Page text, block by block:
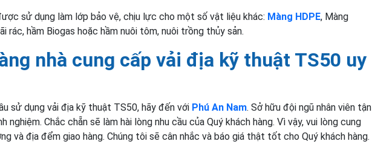
sử dụng làm lớp bảo vệ, chịu lực cho một số vật liệu khác: Màng HDPE, Màng
rác, hầm Biogas hoặc hầm nuôi tôm, nuôi trồng thủy sản.
nhà cung cấp vải địa kỹ thuật TS50 uy
sử dụng vải địa kỹ thuật TS50, hãy đến với Phú An Nam. Sở hữu đội ngũ nhân viên tận
nghiệm. Chắc chẵn sẽ làm hài lòng nhu cầu của Quý khách hàng. Vì vậy, vui lòng cung
và địa đểm giao hàng. Chúng tôi sẽ cân nhắc và báo giá thật tốt cho Quý khách hàng.